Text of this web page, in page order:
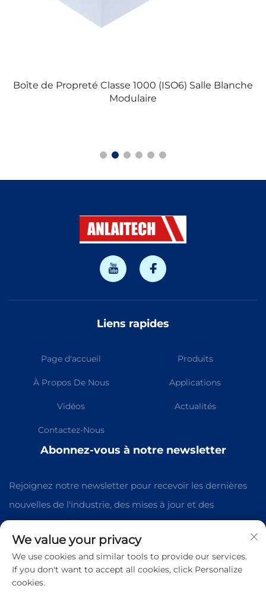
Boîte de Propreté Classe 1000 (ISO6) Salle Blanche
Modulaire
Liens rapides
Page d'accueil Produits
À Propos De Nous Applications
Vidéos Actualités
Contactez-Nous
Abonnez-vous à notre newsletter
Rejoignez notre newsletter pour recevoir les dernières
nouvelles de l'industrie, des mises à jour et des
informations de notre équipe.
S’abonner
We value your privacy
We use cookies and similar tools to provide our services.
If you don't want to accept all cookies, click Personalize
cookies.